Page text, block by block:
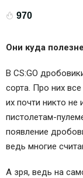
970
Они куда
В CS:GO
сорта. Про них
их почти никто не
пистолетам-
появление
ведь многие
А зря, ведь на